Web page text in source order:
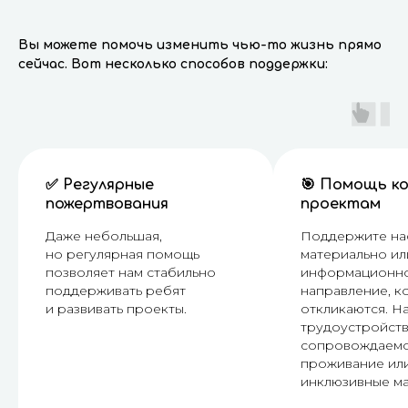
Вы можете помочь изменить чью-то жизнь прямо
сейчас. Вот несколько способов поддержки:
✅ Регулярные
пожертвования
Даже небольшая,
но регулярная помощь
позволяет нам стабильно
поддерживать ребят
и развивать проекты.
🎯 Помощь
проектам
Поддержите
материально
направление,
откликаются.
проживание
инклюзивные